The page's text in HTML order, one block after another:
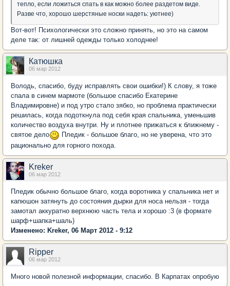
тепло, если ложиться спать в как можно более раздетом виде.
Разве что, хорошо шерстяные носки надеть: уютнее)
Вот-вот! Психологически это сложно принять, но это на самом
деле так: от лишней одежды только холоднее!
Катюшка
06 мар 2012
Володь, спасибо, буду исправлять свои ошибки!) К слову, я тоже
спала в синем мармоте (большое спасибо Екатерине
Владимировне) и под утро стало зябко, но проблема практически
решилась, когда подоткнула под себя края спальника, уменьшив
количество воздуха внутри. Ну и плотнее прижаться к ближнему -
святое дело
Пледик - большое благо, но не уверена, что это
рационально для горного похода.
Kreker
06 мар 2012
Пледик обычно большое благо, когда воротника у спальника нет и
капюшон затянуть до состояния дырки для носа нельзя - тогда
замотал аккуратно верхнюю часть тела и хорошо :3 (в формате
шарф+шапка+шаль)
Изменено: Kreker, 06 Март 2012 - 9:12
Ripper
06 мар 2012
Много новой полезной информации, спасибо. В Карпатах опробую